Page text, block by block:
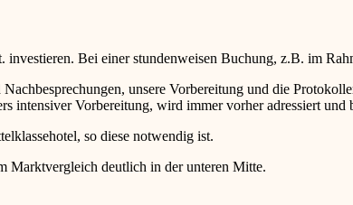
Bei einer stundenweisen Buchung, z.B. im
unsere Vorbereitung und die
intensiver Vorbereitung, wird immer vorher adressiert und
so diese notwendig ist.
Marktvergleich deutlich in der unteren Mitte.